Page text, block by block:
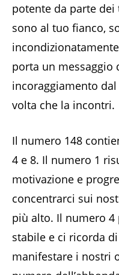
potente da parte
sono al tuo fianco,
porta un messaggio
incoraggiamento
volta che la incontri.
Il numero 148
4 e 8. Il numero 1
motivazione e
concentrarci sui
più alto. Il numero 4
stabile e ci ricorda
manifestare i nostri